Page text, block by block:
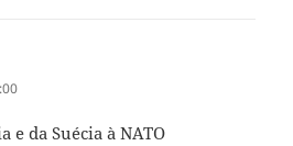
e da Suécia à NATO